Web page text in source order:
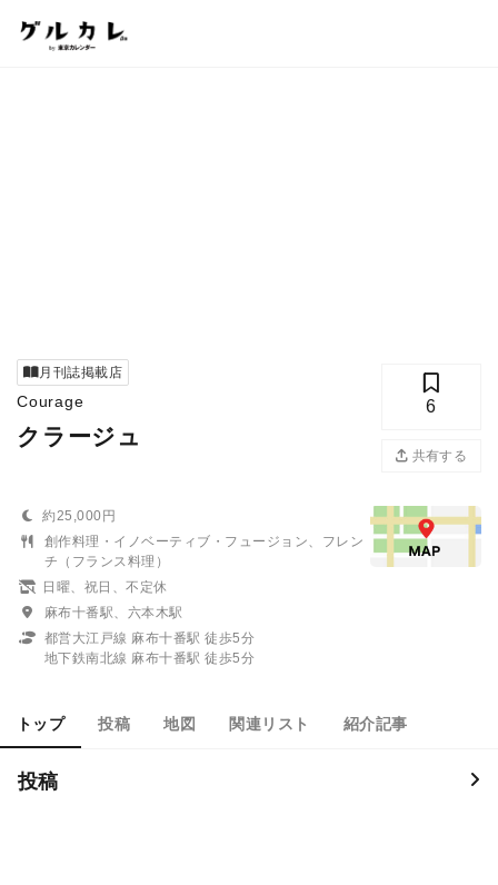
月刊誌掲載店
Courage
クラージュ
6
共有する
約25,000円
創作料理・イノベーティブ・フュージョン、フレン
チ（フランス料理）
日曜、祝日、不定休
麻布十番駅、六本木駅
都営大江戸線 麻布十番駅 徒歩5分
地下鉄南北線 麻布十番駅 徒歩5分
トップ 投稿 地図 関連リスト 紹介記事
投稿